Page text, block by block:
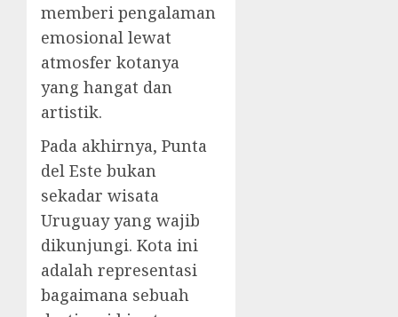
memberi pengalaman
emosional lewat
atmosfer kotanya
yang hangat dan
artistik.
Pada akhirnya, Punta
del Este bukan
sekadar wisata
Uruguay yang wajib
dikunjungi. Kota ini
adalah representasi
bagaimana sebuah